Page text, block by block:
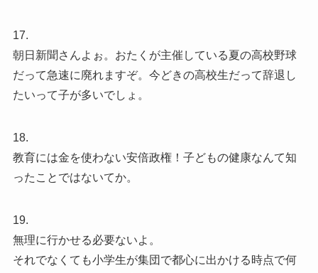
17.
朝日新聞さんよぉ。おたくが主催している夏の高校野球
だって急速に廃れますぞ。今どきの高校生だって辞退し
たいって子が多いでしょ。
18.
教育には金を使わない安倍政権！子どもの健康なんて知
ったことではないてか。
19.
無理に行かせる必要ないよ。
それでなくても小学生が集団で都心に出かける時点で何